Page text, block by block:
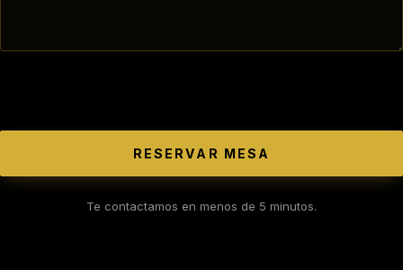
RESERVAR MESA
Te contactamos en menos de 5 minutos.